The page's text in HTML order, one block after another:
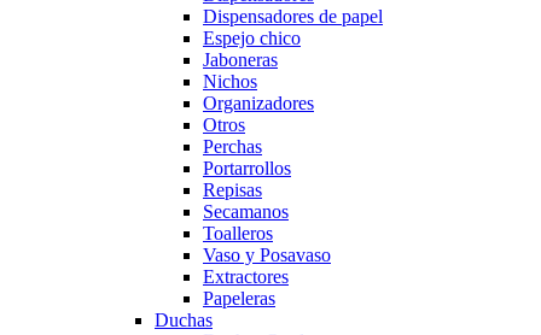
Dispensadores de papel
Espejo chico
Jaboneras
Nichos
Organizadores
Otros
Perchas
Portarrollos
Repisas
Secamanos
Toalleros
Vaso y Posavaso
Extractores
Papeleras
Duchas